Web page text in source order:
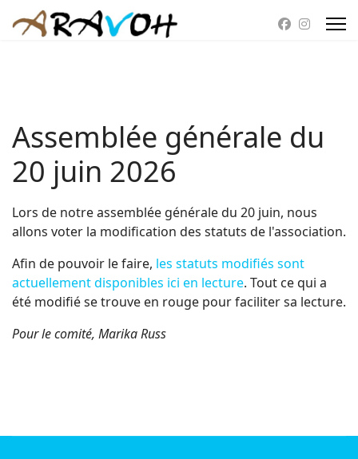
Assemblée générale du
20 juin 2026
Lors de notre assemblée générale du 20 juin, nous
allons voter la modification des statuts de l'association.
Afin de pouvoir le faire, les statuts modifiés sont
actuellement disponibles ici en lecture. Tout ce qui a
été modifié se trouve en rouge pour faciliter sa lecture.
Pour le comité, Marika Russ